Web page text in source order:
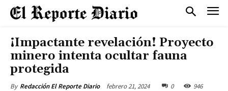
¡Impactante revelación! Proyecto
minero intenta ocultar fauna
protegida
By Redacción El Reporte Diario febrero 21, 2024 0 946